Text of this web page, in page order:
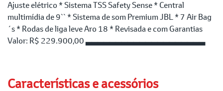
Ajuste elétrico * Sistema TSS Safety Sense * Central
multimídia de 9`` * Sistema de som Premium JBL * 7 Air Bag
´s * Rodas de liga leve Aro 18 * Revisada e com Garantias
Valor: R$ 229.900,00 ▃▃▃▃▃▃▃▃▃▃▃▃▃▃▃▃▃▃▃▃
Características e acessórios